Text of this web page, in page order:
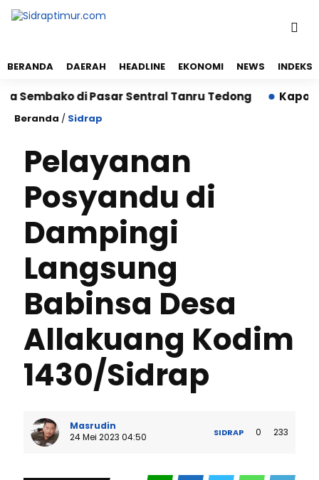
BERANDA DAERAH HEADLINE EKONOMI NEWS INDEKS
di Pasar Sentral Tanru Tedong Kapolres
Beranda / Sidrap
Pelayanan
Posyandu di
Dampingi
Langsung
Babinsa Desa
Allakuang Kodim
1430/Sidrap
Masrudin
24 Mei 2023 04:50
SIDRAP 0 233